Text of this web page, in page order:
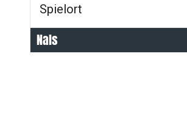
Spielort
Nals